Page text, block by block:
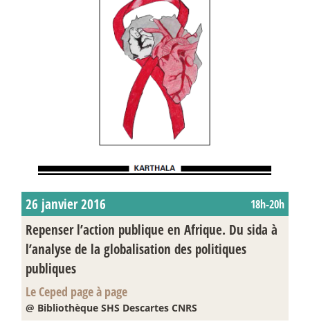
26 janvier 2016 18h-20h
Repenser l’action publique en Afrique. Du sida à
l’analyse de la globalisation des politiques
publiques
Le Ceped page à page
@ Bibliothèque SHS Descartes CNRS